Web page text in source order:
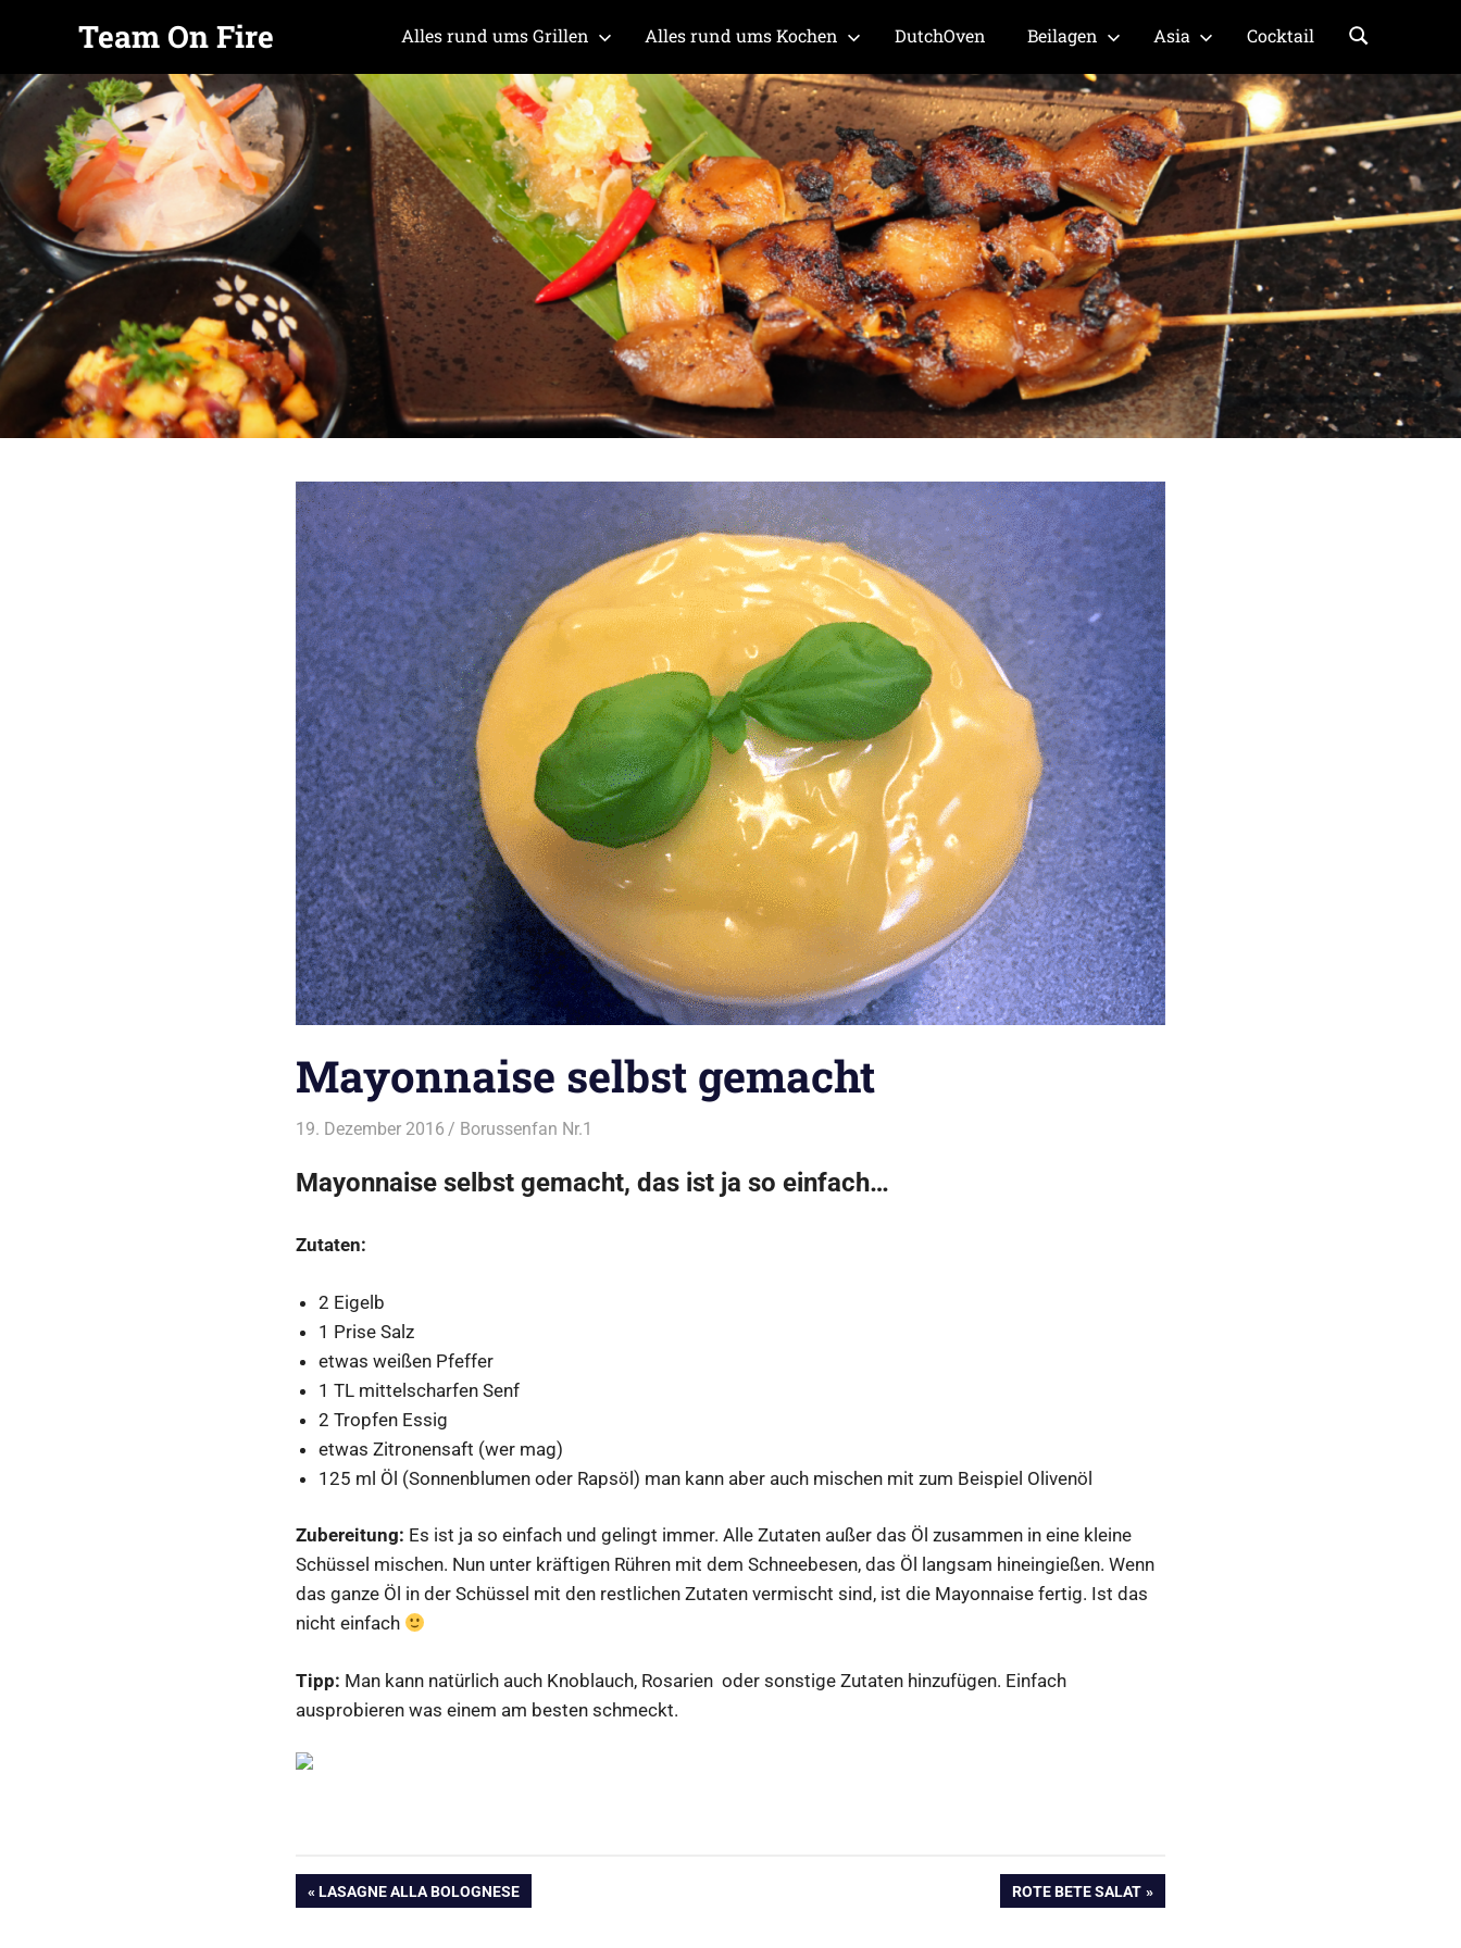
Zum
Inhalt
springen
Team On Fire
COOKING
SINCE
2015
Alles rund ums Grillen Alles rund ums Kochen DutchOven Beilagen Asia Cocktail
Mayonnaise selbst gemacht
19. Dezember 2016 Borussenfan Nr.1
Mayonnaise selbst gemacht, das ist ja so einfach…
Zutaten:
2 Eigelb
1 Prise Salz
etwas weißen Pfeffer
1 TL mittelscharfen Senf
2 Tropfen Essig
etwas Zitronensaft (wer mag)
125 ml Öl (Sonnenblumen oder Rapsöl) man kann aber auch mischen mit zum Beispiel Olivenöl
Zubereitung: Es ist ja so einfach und gelingt immer. Alle Zutaten außer das Öl zusammen in eine kleine
Schüssel mischen. Nun unter kräftigen Rühren mit dem Schneebesen, das Öl langsam hineingießen. Wenn
das ganze Öl in der Schüssel mit den restlichen Zutaten vermischt sind, ist die Mayonnaise fertig. Ist das
nicht einfach
Tipp: Man kann natürlich auch Knoblauch, Rosarien oder sonstige Zutaten hinzufügen. Einfach
ausprobieren was einem am besten schmeckt.
Beitragsnavigation
VORHERIGER
LASAGNE ALLA BOLOGNESE
NÄCHSTER
ROTE BETE SALAT